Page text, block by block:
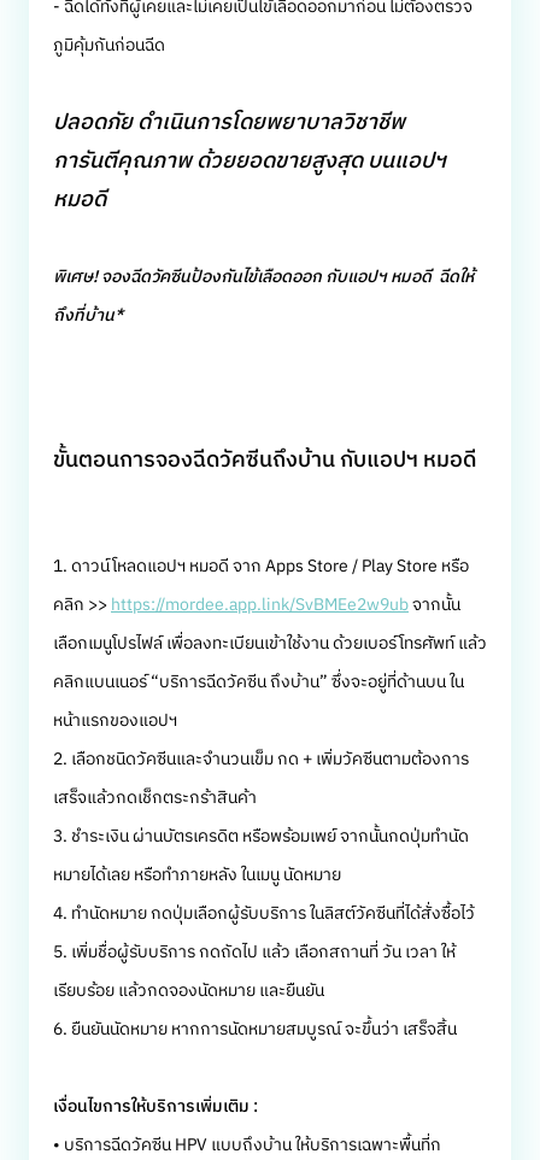
- ฉีดได้ทั้งที่ผู้เคยและไม่เคยเป็นไข้เลือดออกมาก่อน ไม่ต้องตรวจ
ภูมิคุ้มกันก่อนฉีด
ปลอดภัย ดำเนินการโดยพยาบาลวิชาชีพ
การันตีคุณภาพ ด้วยยอดขายสูงสุด บนแอปฯ
หมอดี
พิเศษ! จองฉีดวัคซีนป้องกันไข้เลือดออก กับแอปฯ หมอดี ฉีดให้
ถึงที่บ้าน*
ขั้นตอนการจองฉีดวัคซีนถึงบ้าน กับแอปฯ หมอดี
1. ดาวน์โหลดแอปฯ หมอดี จาก Apps Store / Play Store หรือ
คลิก >>https://mordee.app.link/SvBMEe2w9ubจากนั้น
เลือกเมนูโปรไฟล์ เพื่อลงทะเบียนเข้าใช้งาน ด้วยเบอร์โทรศัพท์ แล้ว
คลิกแบนเนอร์ “บริการฉีดวัคซีน ถึงบ้าน” ซึ่งจะอยู่ที่ด้านบน ใน
หน้าแรกของแอปฯ
2. เลือกชนิดวัคซีนและจำนวนเข็ม กด + เพิ่มวัคซีนตามต้องการ
เสร็จแล้วกดเช็กตระกร้าสินค้า
3. ชำระเงิน ผ่านบัตรเครดิต หรือพร้อมเพย์ จากนั้นกดปุ่มทำนัด
หมายได้เลย หรือทำภายหลัง ในเมนู นัดหมาย
4. ทำนัดหมาย กดปุ่มเลือกผู้รับบริการ ในลิสต์วัคซีนที่ได้สั่งซื้อไว้
5. เพิ่มชื่อผู้รับบริการ กดถัดไป แล้ว เลือกสถานที่ วัน เวลา ให้
เรียบร้อย แล้วกดจองนัดหมาย และยืนยัน
6. ยืนยันนัดหมาย หากการนัดหมายสมบูรณ์ จะขึ้นว่า เสร็จสิ้น
เงื่อนไขการให้บริการเพิ่มเติม :
• บริการฉีดวัคซีน HPV แบบถึงบ้าน ให้บริการเฉพาะพื้นที่ก